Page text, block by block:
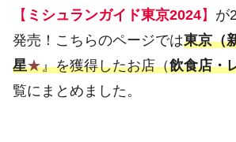
【 ミシュランガイド東京2024】 が
発売！こちらのページでは東京（
星★』を獲得したお店（飲食店・
覧にまとめました。